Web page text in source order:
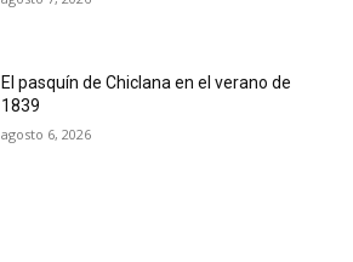
El pasquín de Chiclana en el verano de
1839
agosto 6, 2026